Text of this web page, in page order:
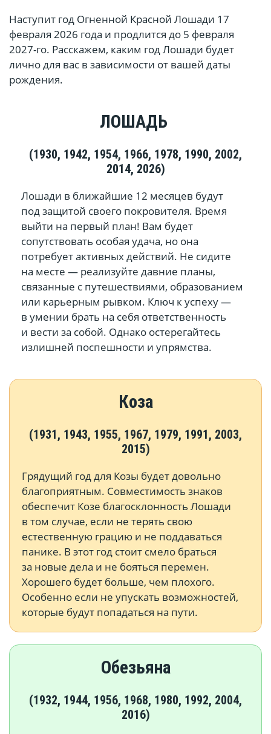
Наступит год Огненной Красной Лошади 17
февраля 2026 года и продлится до 5 февраля
2027-го. Расскажем, каким год Лошади будет
лично для вас в зависимости от вашей даты
рождения.
ЛОШАДЬ
(1930, 1942, 1954, 1966, 1978, 1990, 2002,
2014, 2026)
Лошади в ближайшие 12 месяцев будут
под защитой своего покровителя. Время
выйти на первый план! Вам будет
сопутствовать особая удача, но она
потребует активных действий. Не сидите
на месте — реализуйте давние планы,
связанные с путешествиями, образованием
или карьерным рывком. Ключ к успеху —
в умении брать на себя ответственность
и вести за собой. Однако остерегайтесь
излишней поспешности и упрямства.
Коза
(1931, 1943, 1955, 1967, 1979, 1991, 2003,
2015)
Грядущий год для Козы будет довольно
благоприятным. Совместимость знаков
обеспечит Козе благосклонность Лошади
в том случае, если не терять свою
естественную грацию и не поддаваться
панике. В этот год стоит смело браться
за новые дела и не бояться перемен.
Хорошего будет больше, чем плохого.
Особенно если не упускать возможностей,
которые будут попадаться на пути.
Обезьяна
(1932, 1944, 1956, 1968, 1980, 1992, 2004,
2016)